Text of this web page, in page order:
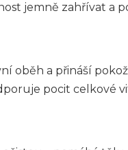
jemně zahřívat a
oběh a přináší
pocit celkové